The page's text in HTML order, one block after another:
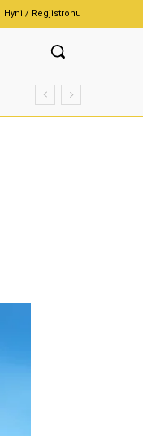
Hyni / Regjistrohu